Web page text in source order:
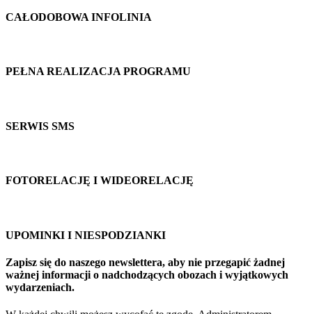
CAŁODOBOWA INFOLINIA
PEŁNA REALIZACJA PROGRAMU
SERWIS SMS
FOTORELACJĘ I WIDEORELACJĘ
UPOMINKI I NIESPODZIANKI
Zapisz się do naszego newslettera, aby nie przegapić żadnej
ważnej informacji o nadchodzących obozach i wyjątkowych
wydarzeniach.